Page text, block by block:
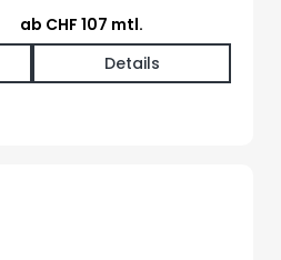
ab CHF 107 mtl.
Details